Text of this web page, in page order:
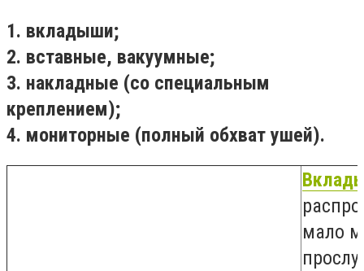
1. вкладыши;
2. вставные, вакуумные;
3. накладные (со специальным
креплением);
4. мониторные (полный обхват ушей).
мало